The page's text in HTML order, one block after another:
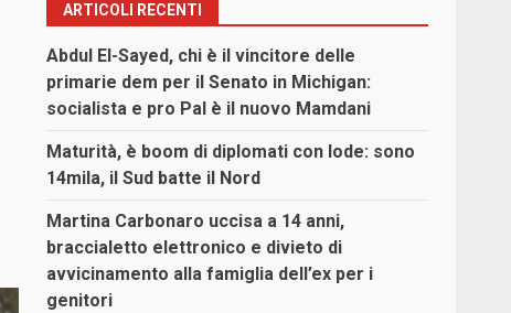
ARTICOLI RECENTI
Abdul El-Sayed, chi è il vincitore delle
primarie dem per il Senato in Michigan:
socialista e pro Pal è il nuovo Mamdani
Maturità, è boom di diplomati con lode: sono
14mila, il Sud batte il Nord
Martina Carbonaro uccisa a 14 anni,
braccialetto elettronico e divieto di
avvicinamento alla famiglia dell’ex per i
genitori